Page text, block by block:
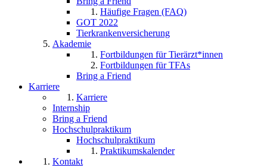
Häufige Fragen (FAQ)
GOT 2022
Tierkrankenversicherung
Akademie
Fortbildungen für Tierärzt*innen
Fortbildungen für TFAs
Bring a Friend
Karriere
Karriere
Internship
Bring a Friend
Hochschulpraktikum
Hochschulpraktikum
Praktikumskalender
Kontakt